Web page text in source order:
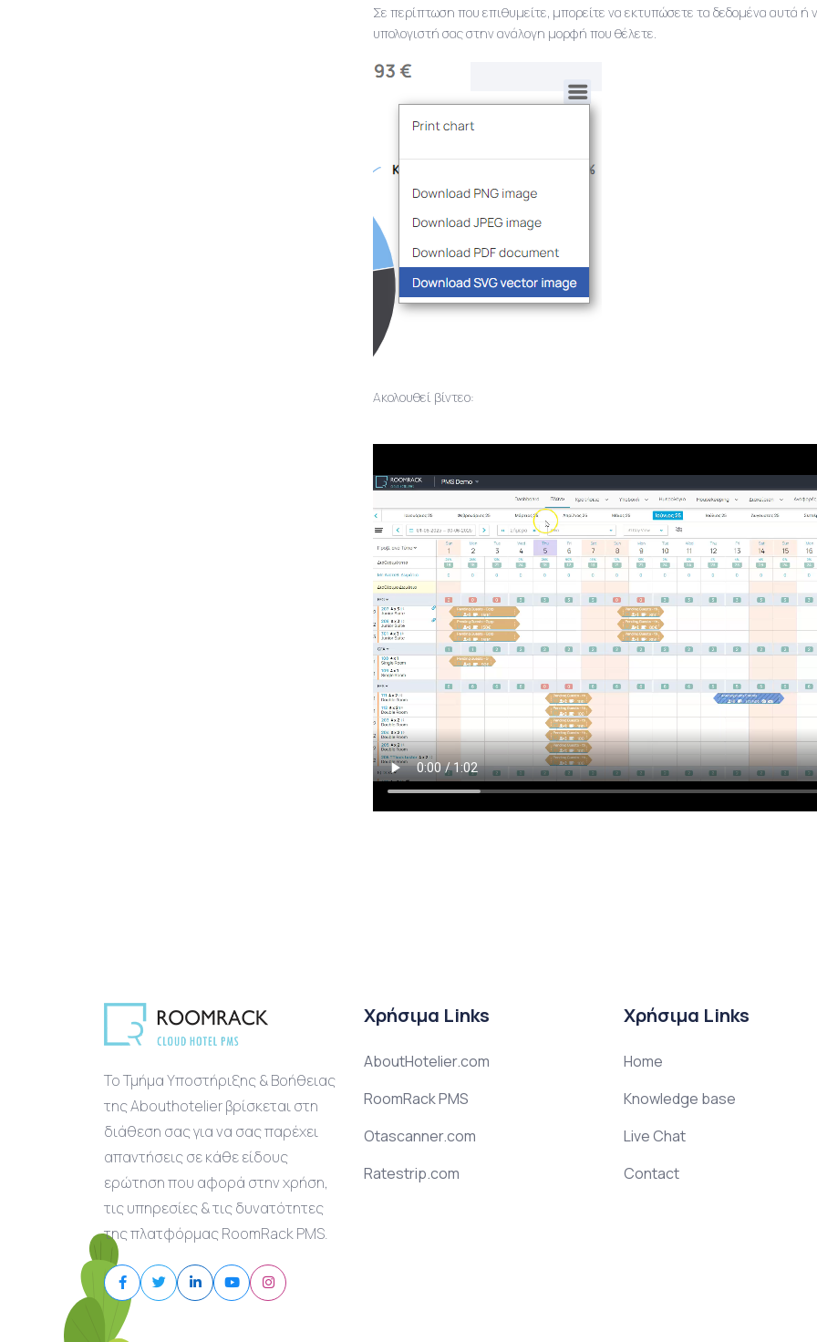
Σε περίπτωση που επιθυμείτε, μπορείτε να εκτυπώσετε τα δεδομένα αυτά ή
υπολογιστή σας στην ανάλογη μορφή που θέλετε.
Ακολουθεί βίντεο:
Το Τμήμα Υποστήριξης & Βοήθειας
της Abouthotelier βρίσκεται στη
διάθεση σας για να σας παρέχει
απαντήσεις σε κάθε είδους
ερώτηση που αφορά στην χρήση,
τις υπηρεσίες & τις δυνατότητες
της πλατφόρμας RoomRack PMS.
Χρήσιμα Links
AboutHotelier.com
RoomRack PMS
Otascanner.com
Ratestrip.com
Χρήσιμα Links
Home
Knowledge base
Live Chat
Contact